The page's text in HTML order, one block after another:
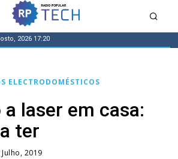
2026 17:20
ELECTRODOMÉSTICOS
a laser em casa:
ter
2019